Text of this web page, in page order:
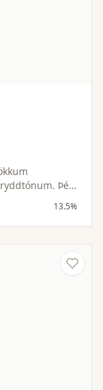
Þétt
eik og
13.5%